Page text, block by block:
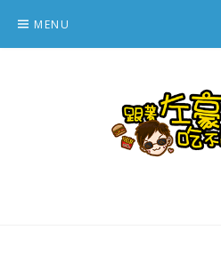
content
MENU